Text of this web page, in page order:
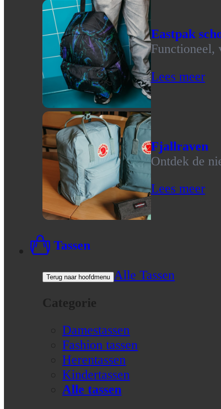
Eastpak
Functioneel,
Lees meer
Fjallraven
Ontdek de
Lees meer
Tassen
Terug naar hoofdmenu Alle Tassen
Categorie
Damestassen
Fashion tassen
Herentassen
Kindertassen
Alle tassen